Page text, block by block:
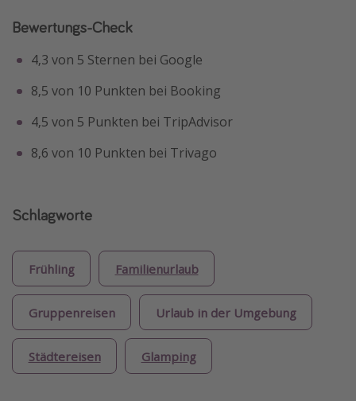
Bewertungs-Check
4,3 von 5 Sternen bei Google
8,5 von 10 Punkten bei Booking
4,5 von 5 Punkten bei TripAdvisor
8,6 von 10 Punkten bei Trivago
Schlagworte
Frühling Familienurlaub
Gruppenreisen Urlaub in der Umgebung
Städtereisen Glamping